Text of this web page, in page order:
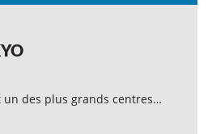
un des plus grands centres…